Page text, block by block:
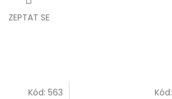
ZEPTAT SE
Kód:563 Kód: